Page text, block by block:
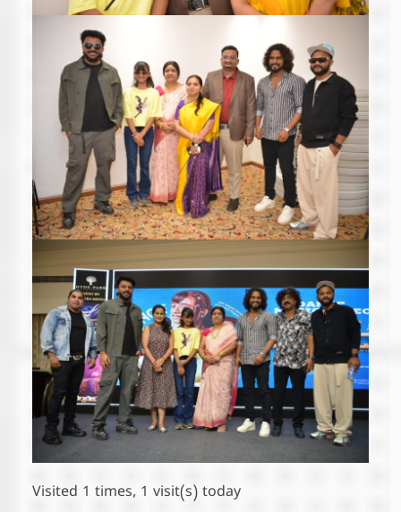
Visited 1 times, 1 visit(s) today